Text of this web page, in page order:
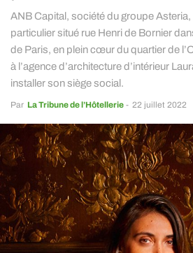
ANB Capital, société du groupe Asteria,
particulier situé rue Henri de Bornier
de Paris, en plein cœur du quartier de
à l’agence d’architecture d’intérieur
installer son siège social.
Par La Tribune de l’Hôtellerie - 22 juillet 2022